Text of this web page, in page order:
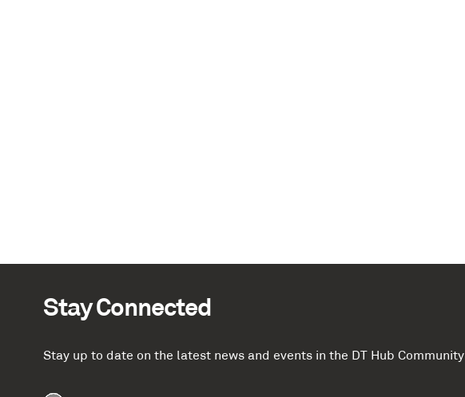
Stay Connected
Stay up to date on the latest news and events in the DT Hub Community